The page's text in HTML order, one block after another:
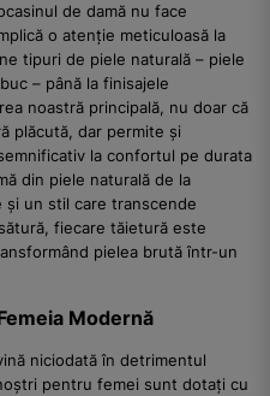
de damă nu face
o atenție meticuloasă la
tipuri de piele naturală – piele
– până la finisajele
noastră principală, nu doar că
plăcută, dar permite și
la confortul pe durata
din piele naturală de la
și un stil care transcende
fiecare tăietură este
pielea brută într-un
Modernă
niciodată în detrimentul
pentru femei sunt dotați cu